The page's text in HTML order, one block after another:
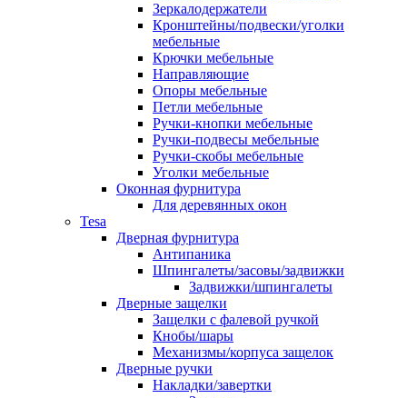
Зеркалодержатели
Кронштейны/подвески/уголки
мебельные
Крючки мебельные
Направляющие
Опоры мебельные
Петли мебельные
Ручки-кнопки мебельные
Ручки-подвесы мебельные
Ручки-скобы мебельные
Уголки мебельные
Оконная фурнитура
Для деревянных окон
Tesa
Дверная фурнитура
Антипаника
Шпингалеты/засовы/задвижки
Задвижки/шпингалеты
Дверные защелки
Защелки с фалевой ручкой
Кнобы/шары
Механизмы/корпуса защелок
Дверные ручки
Накладки/завертки